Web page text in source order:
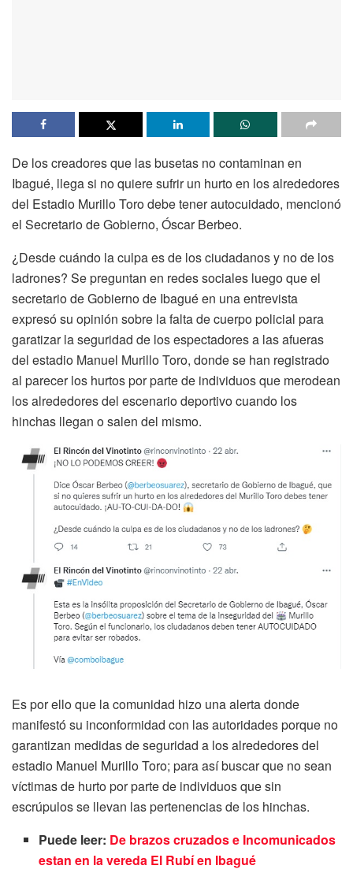
De los creadores que las busetas no contaminan en
Ibagué, llega si no quiere sufrir un hurto en los alrededores
del Estadio Murillo Toro debe tener autocuidado, mencionó
el Secretario de Gobierno, Óscar Berbeo.
¿Desde cuándo la culpa es de los ciudadanos y no de los
ladrones? Se preguntan en redes sociales luego que el
secretario de Gobierno de Ibagué en una entrevista
expresó su opinión sobre la falta de cuerpo policial para
garatizar la seguridad de los espectadores a las afueras
del estadio Manuel Murillo Toro, donde se han registrado
al parecer los hurtos por parte de individuos que merodean
los alrededores del escenario deportivo cuando los
hinchas llegan o salen del mismo.
Es por ello que la comunidad hizo una alerta donde
manifestó su inconformidad con las autoridades porque no
garantizan medidas de seguridad a los alrededores del
estadio Manuel Murillo Toro; para así buscar que no sean
víctimas de hurto por parte de individuos que sin
escrúpulos se llevan las pertenencias de los hinchas.
Puede leer: De brazos cruzados e Incomunicados
estan en la vereda El Rubí en Ibagué